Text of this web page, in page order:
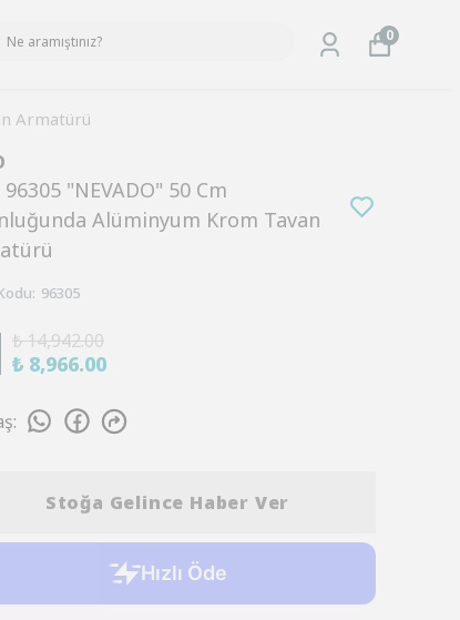
0
Armatürü
96305 "NEVADO" 50 Cm
Alüminyum Krom Tavan
: 96305
₺ 14,942.00
₺ 8,966.00
:
Stoğa Gelince Haber Ver